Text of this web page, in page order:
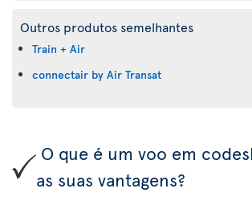
Outros produtos semelhantes
Train + Air
connectair by Air Transat
O que é um voo em
as suas vantagens?